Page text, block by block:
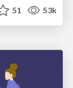
51 53k